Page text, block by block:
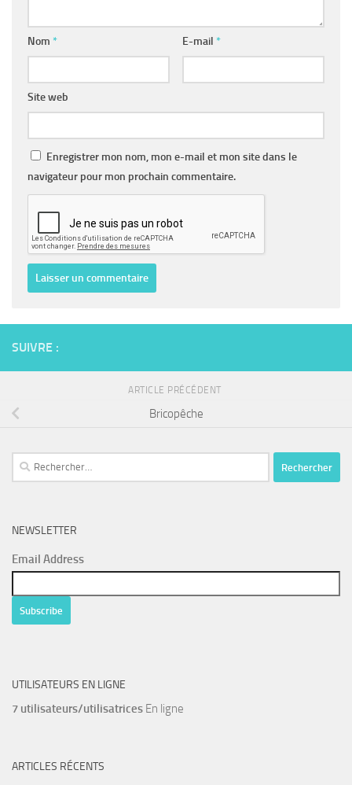
Nom * E-mail *
Site web
Enregistrer mon nom, mon e-mail et mon site dans le
navigateur pour mon prochain commentaire.
SUIVRE :
ARTICLE PRÉCÉDENT
Bricopêche
Rechercher :
NEWSLETTER
Email Address
UTILISATEURS EN LIGNE
7 utilisateurs/utilisatrices En ligne
ARTICLES RÉCENTS